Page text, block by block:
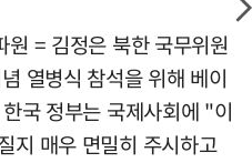
= 김정은 북한 국무위원
열병식 참석을 위해 베이
국 정부는 국제사회에 "이
지 매우 면밀히 주시하고